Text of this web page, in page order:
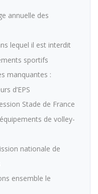
annuelle des
lequel il est interdit
sportifs
manquantes :
d’EPS
Stade de France
de volley-
nationale de
ensemble le